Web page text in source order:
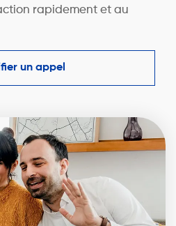
rapidement et au
un appel